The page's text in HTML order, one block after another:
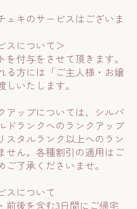
ェキのサービスはございま
スについて＞
を付与をさせて頂きます。
る方には「ご主人様・お嬢
いたします。
アップについては、シルバ
ドランクへのランクアップ
スタルランク以上へのラン
せん。各種割引の適用はご
ご了承くださいませ。
スについて
前後を含む3日間にご帰宅